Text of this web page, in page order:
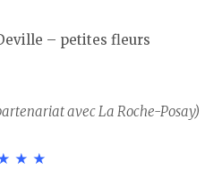
– petites fleurs
avec La Roche-Posay)
★ ★